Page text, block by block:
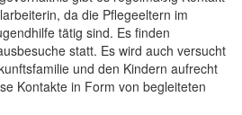
da die Pflegeeltern im
tätig sind. Es finden
statt. Es wird auch versucht
und den Kindern aufrecht
Kontakte in Form von begleiteten